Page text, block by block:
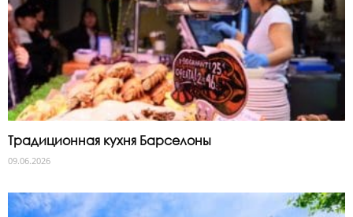
Традиционная кухня Барселоны
09.06.2026